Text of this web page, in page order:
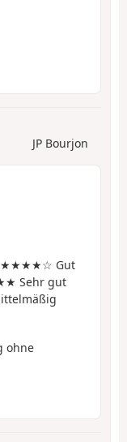
JP Bourjon
★★★★☆ Gut
Sehr gut
ohne